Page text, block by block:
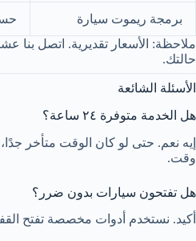
برمجة ريموت سيارة
ملاحظة: الأسعار تقديرية. اتصل
حالتك.
الأسئلة الشائعة
هل الخدمة متوفرة ٢٤ ساعة؟
إيه نعم. حتى لو كان الوقت متأخر
وقت.
هل تفتحون سيارات بدون ضرر؟
أكيد. نستخدم أدوات مخصصة تفتح